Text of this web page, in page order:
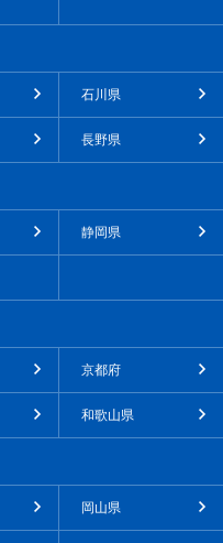
石川県
長野県
静岡県
京都府
和歌山県
岡山県